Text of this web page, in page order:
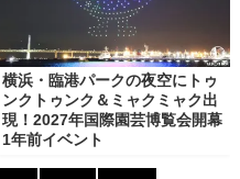
横浜・臨港パークの夜空にトゥ
ンクトゥンク＆ミャクミャク出
現！2027年国際園芸博覧会開幕
1年前イベント